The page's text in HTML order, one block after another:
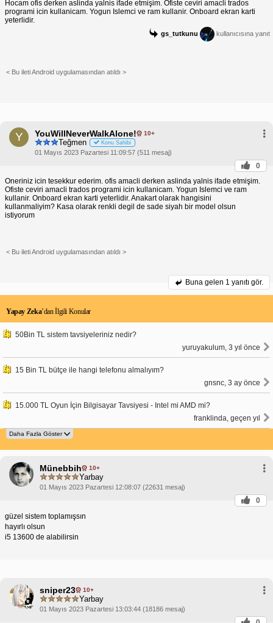
Hocam ofis derken aslinda yalnis ifade etmişim. Ofiste ceviri amacli trados
programi icin kullanicam. Yogun Islemci ve ram kullanir. Onboard ekran karti
yeterlidir.
gs_tutkunu kullanıcısına yanıt
< Bu ileti Android uygulamasından atıldı >
Y YouWillNeverWalkAlone! 10+
Teğmen Konu Sahibi
01 Mayıs 2023 Pazartesi 11:09:57 (511 mesaj)
0
Oneriniz icin tesekkur ederim. ofis amacli derken aslinda yalnis ifade etmişim.
Ofiste ceviri amacli trados programi icin kullanicam. Yogun Islemci ve ram
kullanir. Onboard ekran karti yeterlidir. Anakart olarak hangisini
kullanmaliyim? Kasa olarak renkli degil de sade siyah bir model olsun
istiyorum
< Bu ileti Android uygulamasından atıldı >
Buna gelen 1 yanıtı gör.
Yapay Zeka’dan İlgili Konular
50Bin TL sistem tavsiyeleriniz nedir?
yuruyakulum, 3 yıl önce
15 Bin TL bütçe ile hangi telefonu almalıyım?
gnsnc, 3 ay önce
15.000 TL Oyun İçin Bilgisayar Tavsiyesi - Intel mi AMD mi?
franklinda, geçen yıl
Münebbih 10+
Yarbay
01 Mayıs 2023 Pazartesi 12:08:07 (22631 mesaj)
0
güzel sistem toplamışsın
hayırlı olsun
i5 13600 de alabilirsin
sniper23 10+
Yarbay
01 Mayıs 2023 Pazartesi 13:03:44 (18186 mesaj)